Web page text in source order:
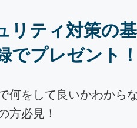
リティ対策の基
でプレゼント！
何をして良いかわから
方必見！